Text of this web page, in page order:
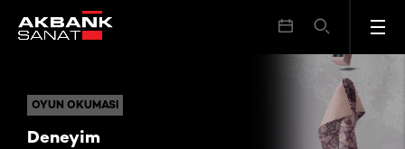
OYUN OKUMASI
Deneyim
OYUN OKUMASI